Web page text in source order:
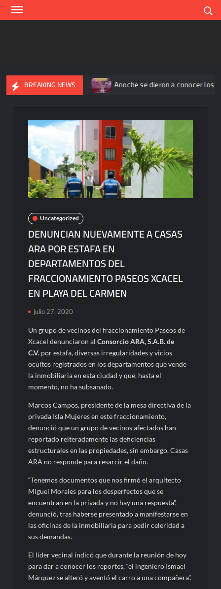
Skip
BREAKING NEWS
345 casos Anoche se dieron a conocer los
Uncategorized
DENUNCIAN NUEVAMENTE A CASAS
ARA POR ESTAFA EN
DEPARTAMENTOS DEL
FRACCIONAMIENTO PASEOS XCACEL
EN PLAYA DEL CARMEN
julio 27, 2020
Un grupo de vecinos del fraccionamiento Paseos de
Xcacel denunciaron alConsorcio ARA, S.A.B. de
C.V. por estafa, diversas irregularidades y vicios
ocultos registrados en los departamentos que vende
la inmobiliaria en esta ciudad y que, hasta el
momento, no ha subsanado.
Marcos Campos, presidente de la mesa directiva de la
privada Isla Mujeres en este fraccionamiento,
denunció que un grupo de vecinos afectados han
reportado reiteradamente las deficiencias
estructurales en las propiedades, sin embargo, Casas
ARA no responde para resarcir el daño.
“Tenemos documentos que nos firmó el arquitecto
Miguel Morales para los desperfectos que se
encuentran en la privada y no hay una respuesta”,
denunció, tras haberse presentado a manifestarse en
las oficinas de la inmobiliaria para pedir celeridad a
sus demandas.
El líder vecinal indicó que durante la reunión de hoy
para dar a conocer los reportes, “el ingeniero Ismael
Márquez se alteró y aventó el carro a una compañera”.